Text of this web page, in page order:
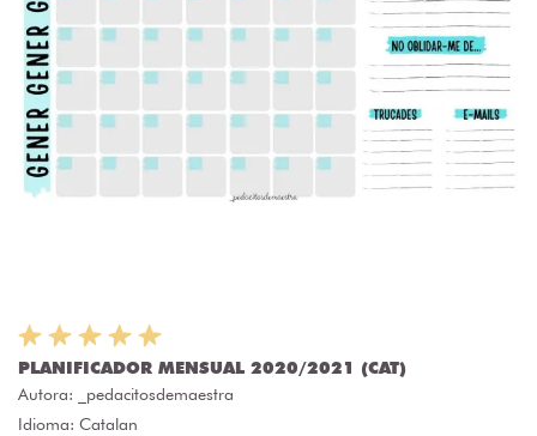
PLANIFICADOR MENSUAL 2020/2021 (CAT)
Autora:
_pedacitosdemaestra
Idioma: Catalan